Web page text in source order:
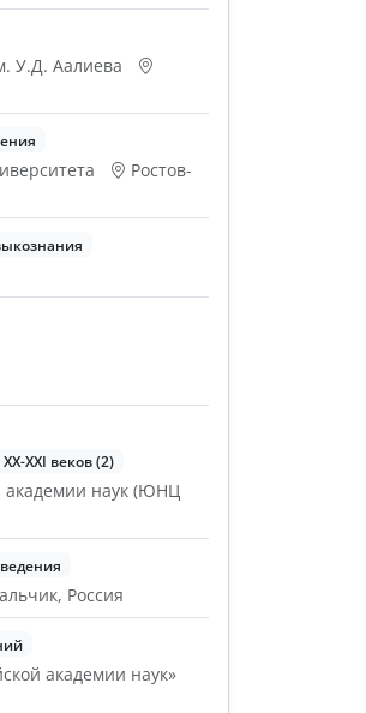
У.Д. Аалиева
Ростов-
XXI веков (2)
академии наук (ЮНЦ
Россия
академии наук»